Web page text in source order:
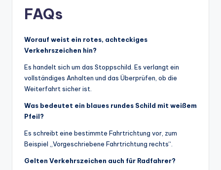
FAQs
Worauf weist ein rotes, achteckiges
Verkehrszeichen hin?
Es handelt sich um das Stoppschild. Es verlangt ein
vollständiges Anhalten und das Überprüfen, ob die
Weiterfahrt sicher ist.
Was bedeutet ein blaues rundes Schild mit weißem
Pfeil?
Es schreibt eine bestimmte Fahrtrichtung vor, zum
Beispiel „Vorgeschriebene Fahrtrichtung rechts“.
Gelten Verkehrszeichen auch für Radfahrer?